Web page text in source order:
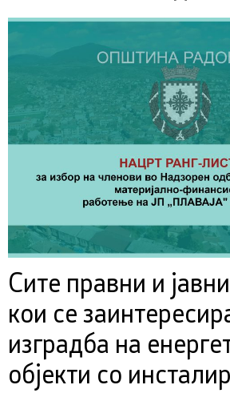
Сите правни и
кои се
изградба на
објекти со